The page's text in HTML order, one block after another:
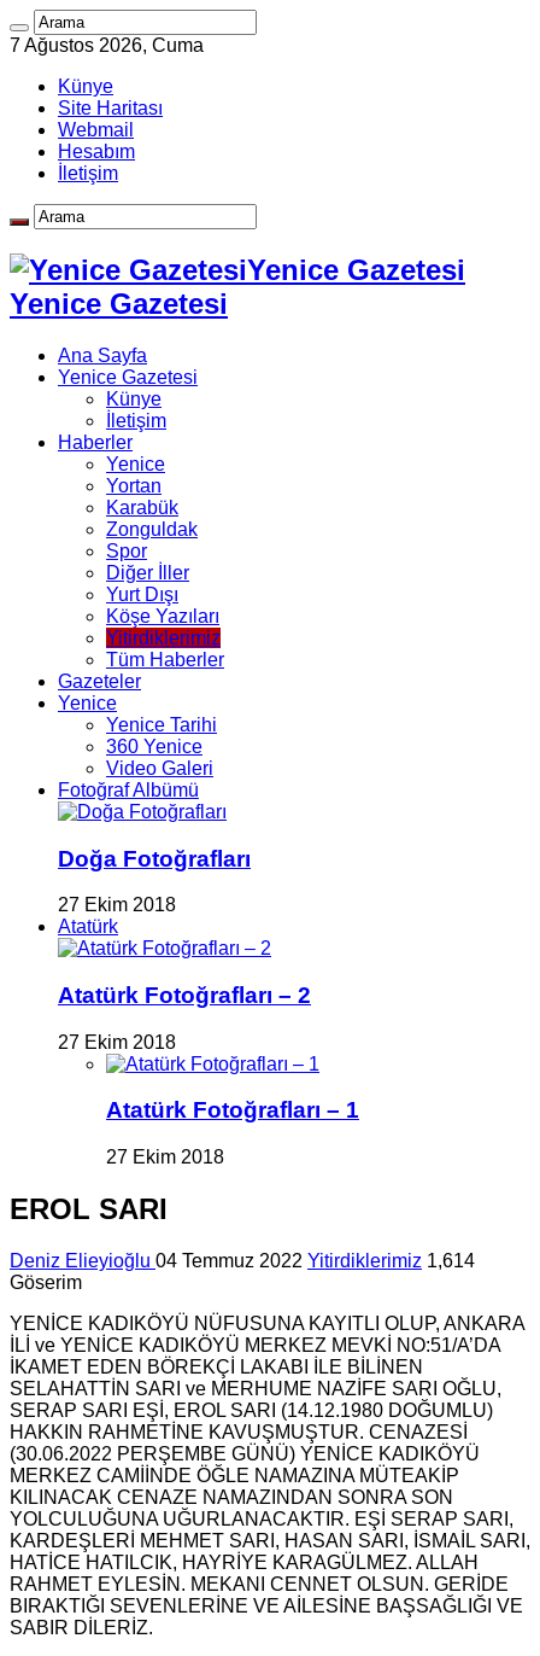
7 Ağustos 2026, Cuma
Künye
Site Haritası
Webmail
Hesabım
İletişim
Yenice Gazetesi
Yenice Gazetesi
Ana Sayfa
Yenice Gazetesi
Künye
İletişim
Haberler
Yenice
Yortan
Karabük
Zonguldak
Spor
Diğer İller
Yurt Dışı
Köşe Yazıları
Yitirdiklerimiz
Tüm Haberler
Gazeteler
Yenice
Yenice Tarihi
360 Yenice
Video Galeri
Fotoğraf Albümü
Doğa Fotoğrafları
27 Ekim 2018
Atatürk
Atatürk Fotoğrafları – 2
27 Ekim 2018
Atatürk Fotoğrafları – 1
27 Ekim 2018
EROL SARI
Deniz Elieyioğlu 04 Temmuz 2022 Yitirdiklerimiz 1,614
Göserim
YENİCE KADIKÖYÜ NÜFUSUNA KAYITLI OLUP, ANKARA
İLİ ve YENİCE KADIKÖYÜ MERKEZ MEVKİ NO:51/A’DA
İKAMET EDEN BÖREKÇİ LAKABI İLE BİLİNEN
SELAHATTİN SARI ve MERHUME NAZİFE SARI OĞLU,
SERAP SARI EŞİ, EROL SARI (14.12.1980 DOĞUMLU)
HAKKIN RAHMETİNE KAVUŞMUŞTUR. CENAZESİ
(30.06.2022 PERŞEMBE GÜNÜ) YENİCE KADIKÖYÜ
MERKEZ CAMİİNDE ÖĞLE NAMAZINA MÜTEAKİP
KILINACAK CENAZE NAMAZINDAN SONRA SON
YOLCULUĞUNA UĞURLANACAKTIR. EŞİ SERAP SARI,
KARDEŞLERİ MEHMET SARI, HASAN SARI, İSMAİL SARI,
HATİCE HATILCIK, HAYRİYE KARAGÜLMEZ. ALLAH
RAHMET EYLESİN. MEKANI CENNET OLSUN. GERİDE
BIRAKTIĞI SEVENLERİNE VE AİLESİNE BAŞSAĞLIĞI VE
SABIR DİLERİZ.